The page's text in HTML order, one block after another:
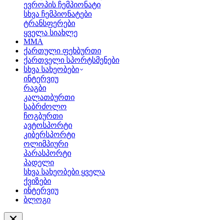
ევროპის ჩემპიონატი
სხვა ჩემპიონატები
ტრანსფერები
ყველა სიახლე
MMA
ქართული ფეხბურთი
ქართველი სპორტსმენები
სხვა სახეობები
ინტერვიუ
რაგბი
კალათბურთი
საბრძოლო
ჩოგბურთი
ავტოსპორტი
კიბერსპორტი
ოლიმპიური
პარასპორტი
პადელი
სხვა სახეობები ყველა
ქვიზები
ინტერვიუ
ბლოგი